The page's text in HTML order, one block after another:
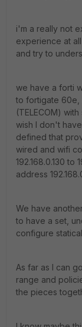
i'm a really not
experience at
and try to
we have a forti
to fortigate 60e,
(TELECOM)
wish I don't
defined that
wired and wifi
192.168.0.130 to
address
We have
to have a set,
configure
As far as I can
range and
the pieces